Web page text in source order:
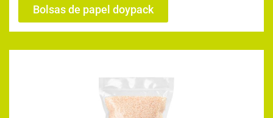
Bolsas de papel doypack